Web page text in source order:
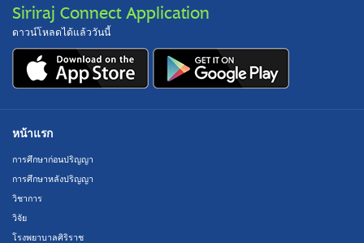
Siriraj Connect Application
ดาวน์โหลดได้แล้ววันนี้
หน้าแรก
การศึกษาก่อนปริญญา
การศึกษาหลังปริญญา
วิชาการ
วิจัย
โรงพยาบาลศิริราช